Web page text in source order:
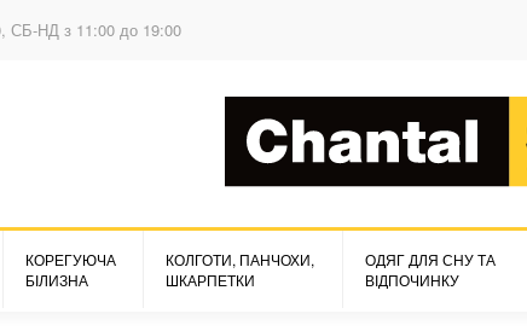
СБ-НД з 11:00 до 19:00
КОРЕГУЮЧА
БІЛИЗНА
КОЛГОТИ, ПАНЧОХИ,
ШКАРПЕТКИ
ОДЯГ ДЛЯ СНУ ТА
ВІДПОЧИНКУ